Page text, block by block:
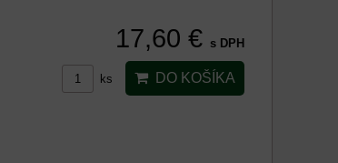
17,60 € s DPH
ks DO KOŠÍKA